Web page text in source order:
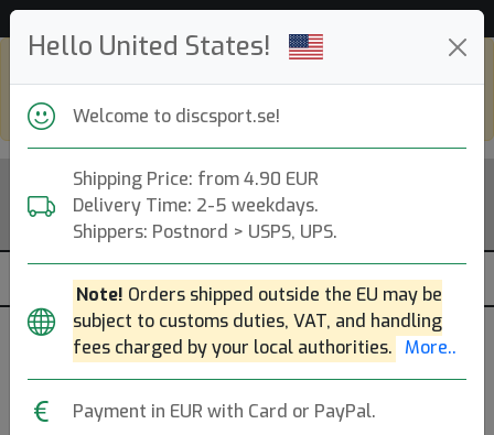
Hello United States!
Welcome to discsport.se!
Shipping Price: from 4.90 EUR
Delivery Time: 2-5 weekdays.
Shippers: Postnord > USPS, UPS.
Note! Orders shipped outside the EU may be
subject to customs duties, VAT, and handling
fees charged by your local authorities. More..
Payment in EUR with Card or PayPal.
go todiscsport.com
Was
11 Sep
K1 Soft Kaxe Z X-Out